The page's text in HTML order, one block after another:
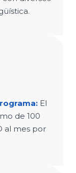
El
de 100
al mes por